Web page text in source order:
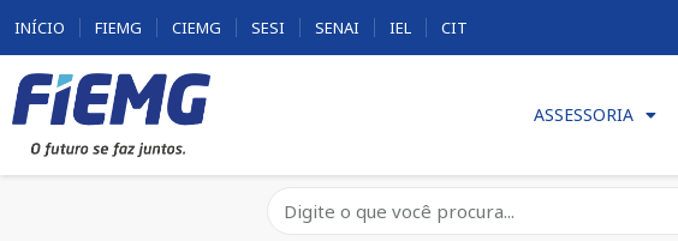
INÍCIO FIEMG CIEMG SESI SENAI IEL CIT
ASSESSORIA